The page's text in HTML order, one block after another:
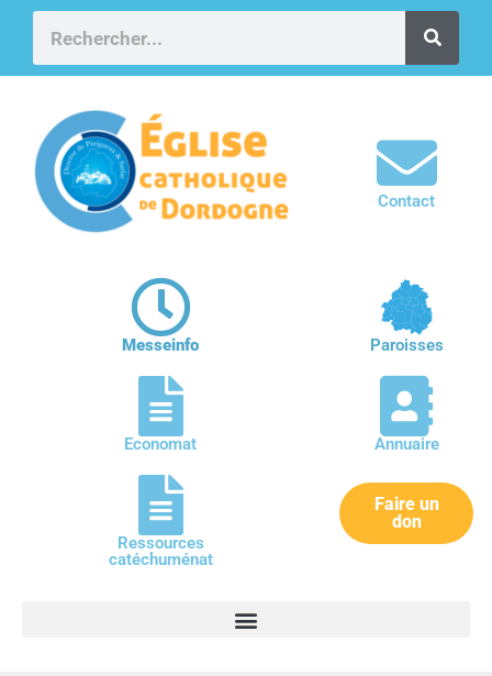
Contact
Messeinfo Paroisses
Economat Annuaire
Ressources
catéchuménat
Faire un
don